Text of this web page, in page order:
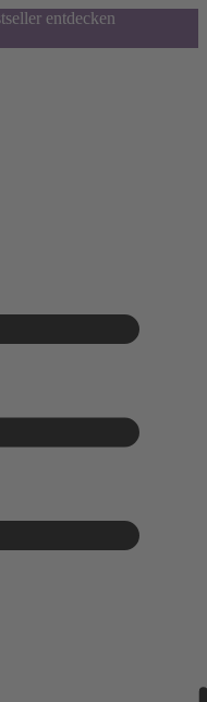
entdecken